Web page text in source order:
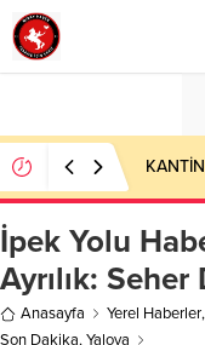
İpek Yolu
Ayrılık: Seher
Anasayfa Yerel Haberler,
Son Dakika,Yalova